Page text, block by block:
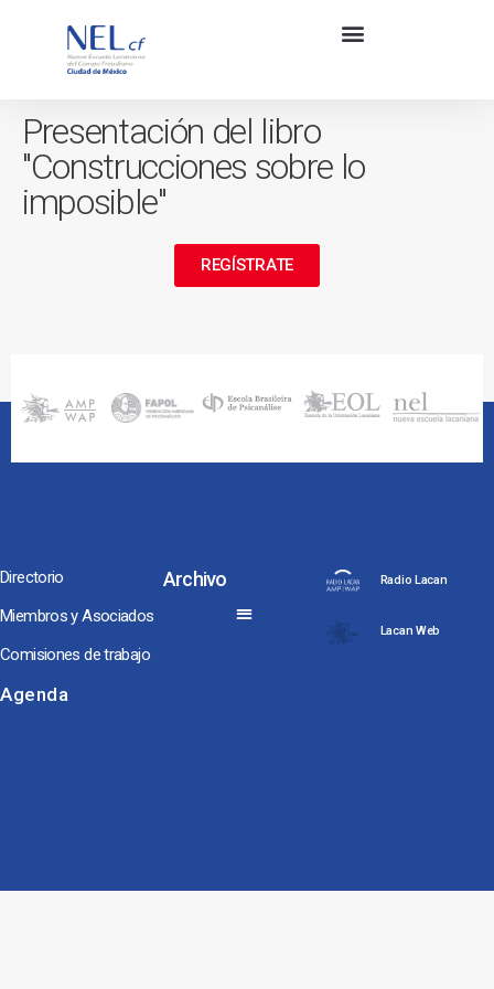
Presentación del libro
"Construcciones sobre lo
imposible"
REGÍSTRATE
Directorio
Miembros y Asociados
Comisiones de trabajo
Agenda
Archivo Radio Lacan
Lacan Web